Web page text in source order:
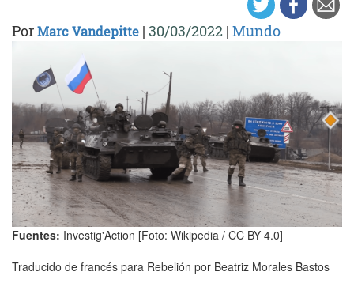
PorMarc Vandepitte | 30/03/2022 | Mundo
Fuentes: Investig'Action [Foto: Wikipedia / CC BY 4.0]
Traducido de francés para Rebelión por Beatriz Morales Bastos